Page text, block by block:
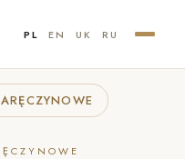
PL EN UK RU